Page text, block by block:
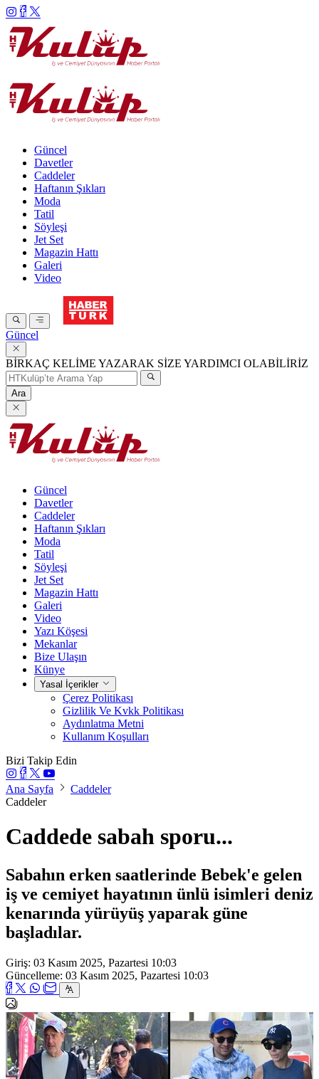
Güncel
Davetler
Caddeler
Haftanın Şıkları
Moda
Tatil
Söyleşi
Jet Set
Magazin Hattı
Galeri
Video
Güncel
BİRKAÇ KELİME YAZARAK SİZE YARDIMCI OLABİLİRİZ
Ara
Güncel
Davetler
Caddeler
Haftanın Şıkları
Moda
Tatil
Söyleşi
Jet Set
Magazin Hattı
Galeri
Video
Yazı Köşesi
Mekanlar
Bize Ulaşın
Künye
Yasal İçerikler
Çerez Politikası
Gizlilik Ve Kvkk Politikası
Aydınlatma Metni
Kullanım Koşulları
Bizi Takip Edin
Ana Sayfa
Caddeler
Caddeler
Caddede sabah sporu...
Sabahın erken saatlerinde Bebek'e gelen
iş ve cemiyet hayatının ünlü isimleri deniz
kenarında yürüyüş yaparak güne
başladılar.
Giriş: 03 Kasım 2025, Pazartesi 10:03
Güncelleme: 03 Kasım 2025, Pazartesi 10:03